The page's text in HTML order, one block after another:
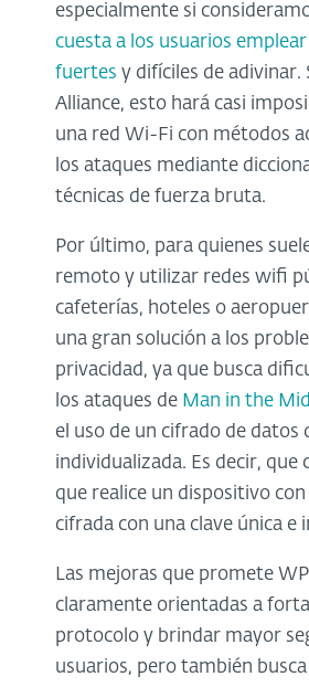
especialmente si
cuesta a los usuarios
fuertes y difíciles de adivinar.
Alliance, esto hará casi
una red Wi-Fi con métodos
los ataques mediante
técnicas de fuerza bruta.
Por último, para quienes
remoto y utilizar redes wifi
cafeterías, hoteles o
una gran solución a los
privacidad, ya que busca
los ataques de Man in the
el uso de un cifrado de datos
individualizada. Es decir, que
que realice un dispositivo
cifrada con una clave única e
Las mejoras que promete
claramente orientadas a
protocolo y brindar mayor
usuarios, pero también